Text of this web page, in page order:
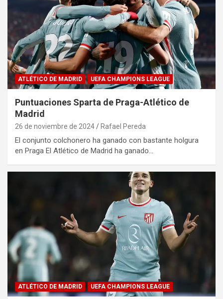
ATLÉTICO DE MADRID UEFA CHAMPIONS LEAGUE
Puntuaciones Sparta de Praga-Atlético de
Madrid
26 de noviembre de 2024 Rafael Pereda
El conjunto colchonero ha ganado con bastante holgura
en Praga El Atlético de Madrid ha ganado…
ATLÉTICO DE MADRID UEFA CHAMPIONS LEAGUE